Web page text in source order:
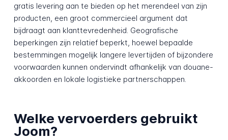
gratis levering aan te bieden op het merendeel van zijn
producten, een groot commercieel argument dat
bijdraagt aan klanttevredenheid. Geografische
beperkingen zijn relatief beperkt, hoewel bepaalde
bestemmingen mogelijk langere levertijden of bijzondere
voorwaarden kunnen ondervindt afhankelijk van douane-
akkoorden en lokale logistieke partnerschappen.
Welke vervoerders gebruikt
Joom?